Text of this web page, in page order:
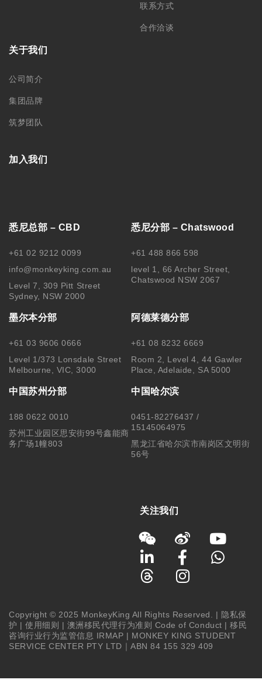
联系方式
合作洽谈
关于我们
公司简介
集团品牌
筑梦团队
加入我们
悉尼总部 – CBD
+61 02 9212 0099
info@monkeyking.com.au
Level 7, 309 Pitt Street
Sydney, NSW 2000
悉尼分部 – Chatswood
+61 488 866 598
level 1, 66 Archer Street,
Chatswood NSW 2067
墨尔本分部
+61 03 9606 0666
Level 1/373 Lonsdale Street
Melbourne, VIC, 3000
阿德莱德分部
+61 08 8232 6669
Room 2, Level 4, 44 Gawler
Place, Adelaide, SA 5000
中国苏州分部
188 0622 0010
苏州工业园区思安街99号鑫能商
务广场1幢803
中国哈尔滨
0451-82276437 /
15145064975
黑龙江省哈尔滨市南岗区文明街
56号
关注我们
Copyright © 2025 MonkeyKing All Rights Reserved. | 隐私保
护 |使用细则 | 澳洲移民代理行为准则 Code of Conduct |移民
咨询行业行为监管信息 IRMAP | MONKEY KING STUDENT
SERVICE CENTER PTY LTD｜ABN 84 155 329 409